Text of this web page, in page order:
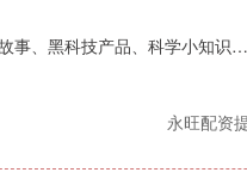
事、黑科技产品、科学小知
永旺配资